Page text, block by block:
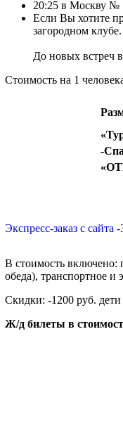
20:25 в Москву №
Если Вы хотите
загородном клубе.
До новых встреч
Стоимость на 1
-
Экспресс-заказ с сайта
В стоимость включено:
обеда), транспортное и
Скидки: -1200 руб.
Ж/д билеты в